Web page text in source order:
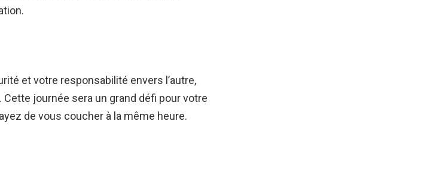
et votre responsabilité envers l’autre,
journée sera un grand défi pour votre
de vous coucher à la même heure.